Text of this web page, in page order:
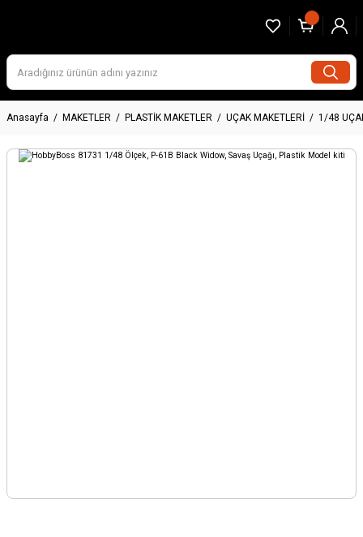
Anasayfa MAKETLER PLASTİK MAKETLER UÇAK MAKETLERİ 1/48